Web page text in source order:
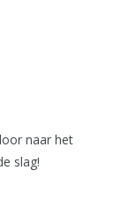
naar het
slag!